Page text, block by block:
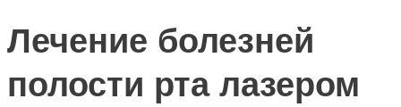
Лечение болезней
полости рта лазером